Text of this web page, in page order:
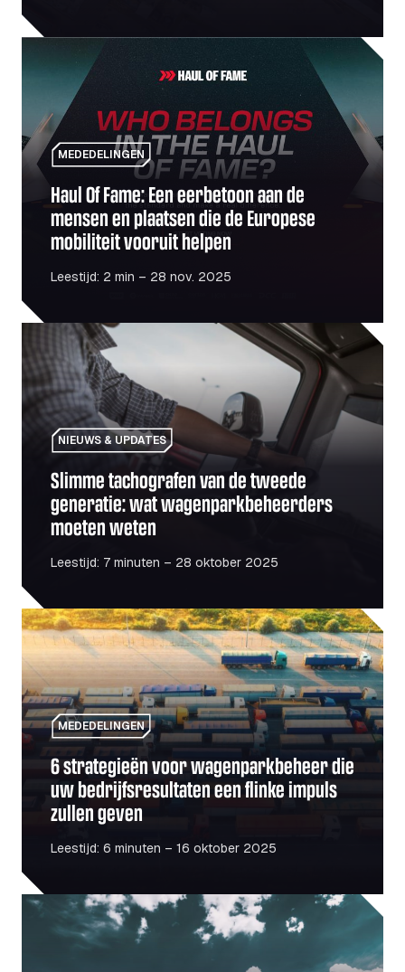
Haul Of Fame: Een eerbetoon aan de mensen en
MEDEDELINGEN
Haul Of Fame: Een eerbetoon aan de
mensen en plaatsen die de Europese
mobiliteit vooruit helpen
Leestijd: 2 min – 28 nov. 2025
Slimme tachografen van de tweede generatie: wat
NIEUWS & UPDATES
Slimme tachografen van de tweede
generatie: wat wagenparkbeheerders
moeten weten
Leestijd: 7 minuten – 28 oktober 2025
6 strategieën voor wagenparkbeheer die uw
MEDEDELINGEN
6 strategieën voor wagenparkbeheer die
uw bedrijfsresultaten een flinke impuls
zullen geven
Leestijd: 6 minuten – 16 oktober 2025
De infrastructuurboom in Roemenië – Wat dit betekent